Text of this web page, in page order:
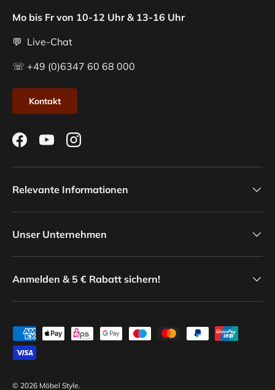
Mo bis Fr von 10-12 Uhr & 13-16 Uhr
💬 Live-Chat
☏ +49 (0)6347 60 68 000
Kontakt
FacebookYouTubeInstagram
Relevante Informationen
Unser Unternehmen
Anmelden & 5 € Rabatt sichern!
Zahlungsmethoden
© 2026 Möbel Style.